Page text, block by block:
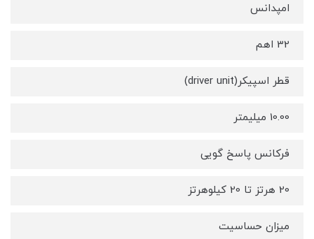
امپدانس
32 اهم
قطر اسپیکر(driver unit)
10.00 میلیمتر
فرکانس پاسخ گویی
20 هرتز تا 20 کیلوهرتز
میزان حساسیت